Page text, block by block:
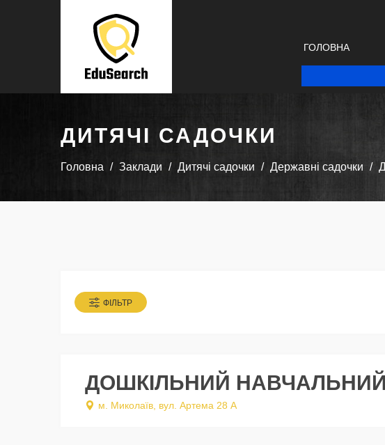
ГОЛОВНА
ДИТЯЧІ САДОЧКИ
Головна Заклади Дитячі садочки Державні садочки
ФІЛЬТР
ДОШКІЛЬНИЙ
м. Миколаїв, вул. Артема 28 А